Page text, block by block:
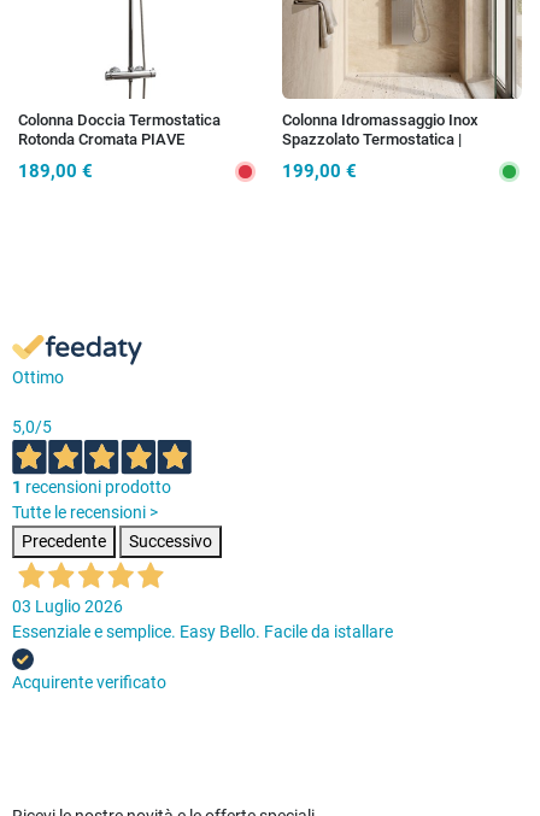
Colonna Doccia Termostatica
Rotonda Cromata PIAVE
189,00 €
Colonna Idromassaggio Inox
Spazzolato Termostatica |
199,00 €
Ottimo
5,0/5
1 recensioni prodotto
Tutte le recensioni >
Precedente
Successivo
03 Luglio 2026
Essenziale e semplice. Easy Bello. Facile da istallare
Acquirente verificato